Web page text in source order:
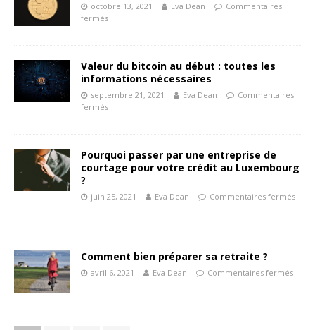
octobre 13, 2021 Eva Dean
Commentaires
fermés
Valeur du bitcoin au début : toutes les
informations nécessaires
septembre 21, 2021 Eva Dean
Commentaires
fermés
Pourquoi passer par une entreprise de
courtage pour votre crédit au Luxembourg
?
juin 25, 2021 Eva Dean Commentaires fermés
Comment bien préparer sa retraite ?
avril 6, 2021 Eva Dean Commentaires fermés